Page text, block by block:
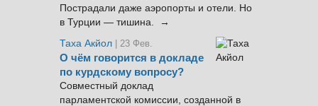
Пострадали даже аэропорты и отели. Но
в Турции — тишина. →
Таха Акйол | 23 Фев.
О чём говорится в докладе
по курдскому вопросу?
Совместный доклад
парламентской комиссии, созданной в